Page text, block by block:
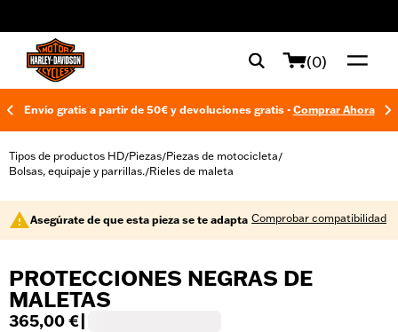
(0)
Envío gratis a partir de 50€ y devoluciones gratis - Comprar Ahora
Tipos de productos HD/Piezas/Piezas de motocicleta/
Bolsas, equipaje y parrillas./Rieles de maleta
Asegúrate de que esta pieza se te adapta Comprobar compatibilidad
PROTECCIONES NEGRAS DE
MALETAS
365,00 €